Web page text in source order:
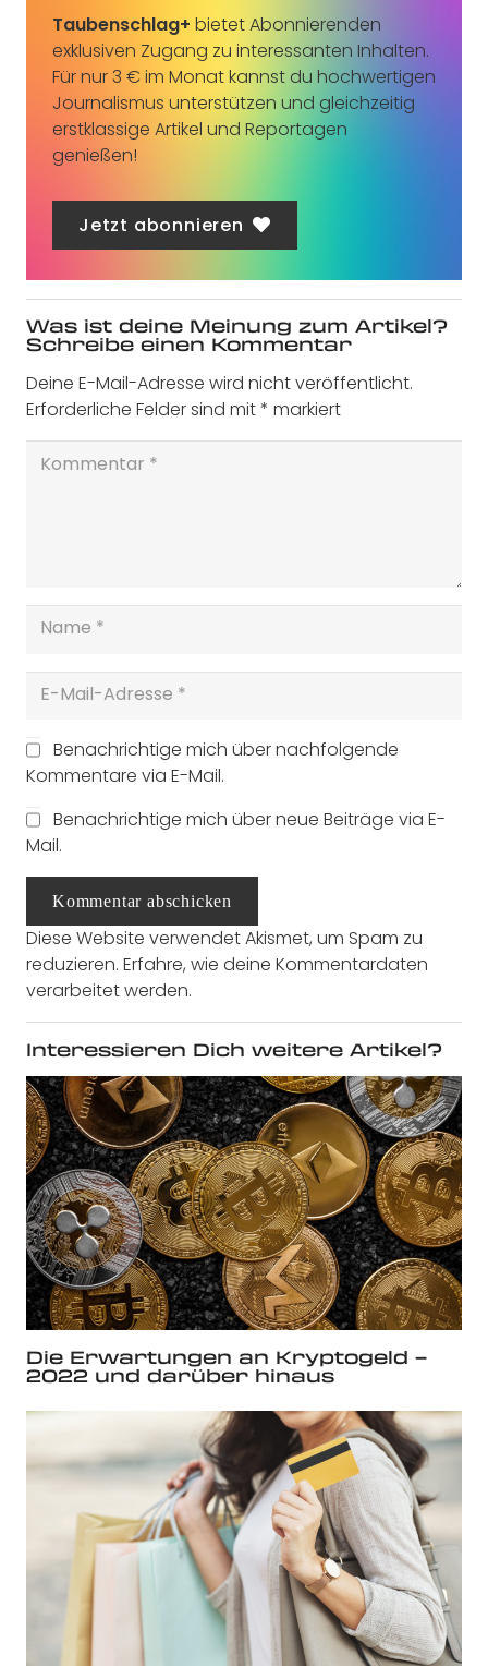
Taubenschlag+ bietet Abonnierenden
exklusiven Zugang zu interessanten Inhalten.
Für nur 3 € im Monat kannst du hochwertigen
Journalismus unterstützen und gleichzeitig
erstklassige Artikel und Reportagen
genießen!
Jetzt abonnieren
Was ist deine Meinung zum Artikel?
Schreibe einen Kommentar
Deine E-Mail-Adresse wird nicht veröffentlicht.
Erforderliche Felder sind mit* markiert
Benachrichtige mich über nachfolgende
Kommentare via E-Mail.
Benachrichtige mich über neue Beiträge via E-
Mail.
Kommentar abschicken
Diese Website verwendet Akismet, um Spam zu
reduzieren. Erfahre, wie deine Kommentardaten
verarbeitet werden.
Interessieren Dich weitere Artikel?
Die Erwartungen an Kryptogeld –
2022 und darüber hinaus